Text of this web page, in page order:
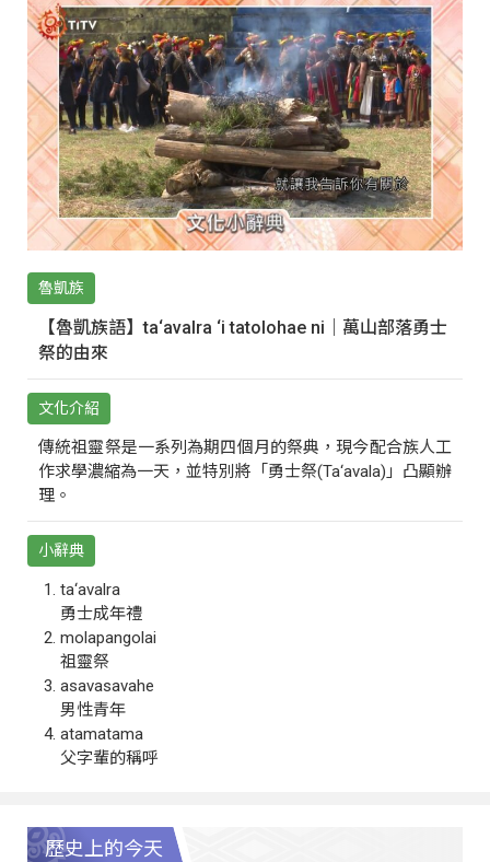
魯凱族
【魯凱族語】ta‘avalra ‘i tatolohae ni｜萬山部落勇士
祭的由來
文化介紹
傳統祖靈祭是一系列為期四個月的祭典，現今配合族人工
作求學濃縮為一天，並特別將「勇士祭(Ta‘avala)」凸顯辦
理。
小辭典
ta‘avalra
勇士成年禮
molapangolai
祖靈祭
asavasavahe
男性青年
atamatama
父字輩的稱呼
歷史上的今天